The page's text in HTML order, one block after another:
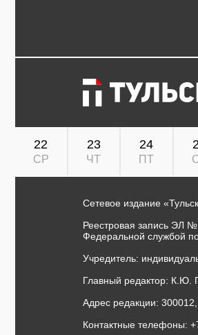
22
СР
23
ЧТ
24
ПТ
Сетевое издание
Реестровая запись ЭЛ №
Федеральной службой
Учредитель:
Главный редактор: К.Ю.
Адрес редакции:
Контактные телефоны: